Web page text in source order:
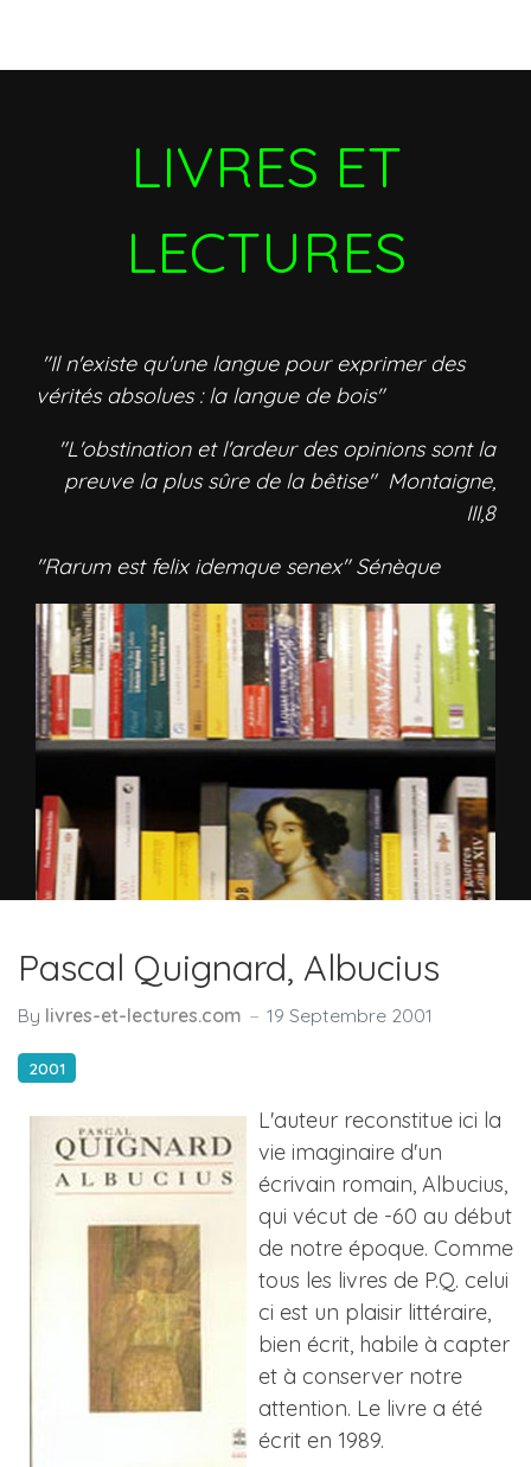
LIVRES ET
LECTURES
"Il n'existe qu'une langue pour exprimer des
vérités absolues : la langue de bois"
"L'obstination et l'ardeur des opinions sont la
preuve la plus sûre de la bêtise" Montaigne,
III,8
"Rarum est felix idemque senex" Sénèque
Pascal Quignard, Albucius
By livres-et-lectures.com 19 Septembre 2001
2001
L'auteur reconstitue ici la
vie imaginaire d'un
écrivain romain, Albucius,
qui vécut de -60 au début
de notre époque. Comme
tous les livres de P.Q. celui
ci est un plaisir littéraire,
bien écrit, habile à capter
et à conserver notre
attention. Le livre a été
écrit en 1989.